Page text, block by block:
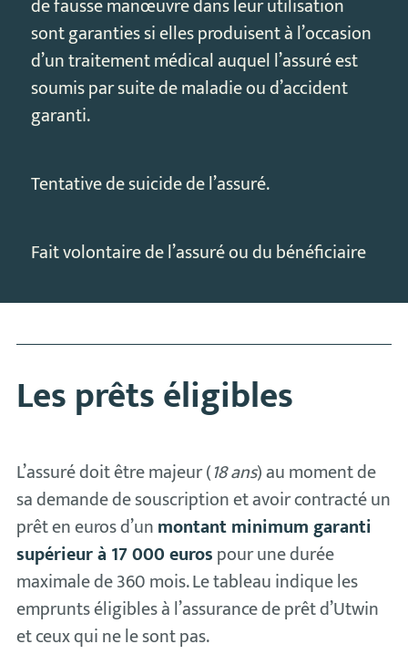
de fausse manœuvre dans leur utilisation
sont garanties si elles produisent à l’occasion
d’un traitement médical auquel l’assuré est
soumis par suite de maladie ou d’accident
garanti.
Tentative de suicide de l’assuré.
Fait volontaire de l’assuré ou du bénéficiaire
Les prêts éligibles
L’assuré doit être majeur (18 ans) au moment de
sa demande de souscription et avoir contracté un
prêt en euros d’unmontant minimum garanti
supérieur à 17 000 eurospour une durée
maximale de 360 mois. Le tableau indique les
emprunts éligibles à l’assurance de prêt d’Utwin
et ceux qui ne le sont pas.